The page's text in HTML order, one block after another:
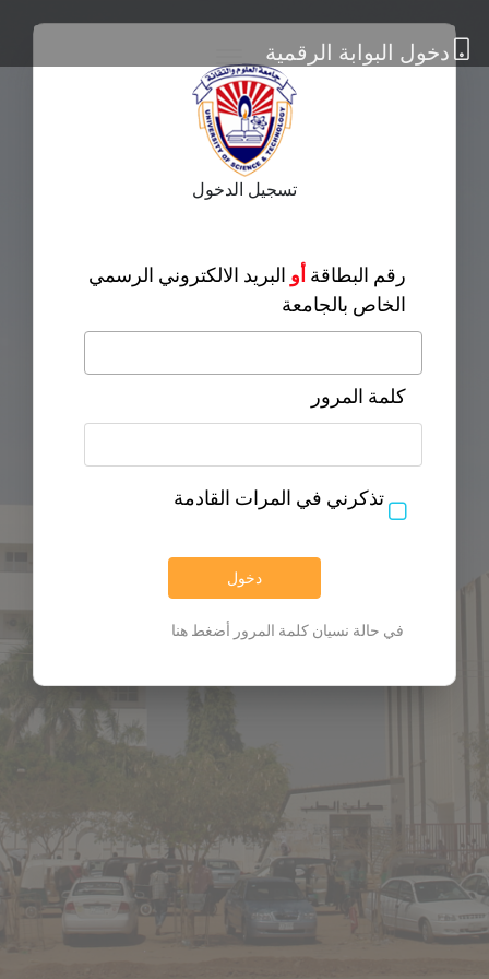
دخول البوابة الرقمية
تسجيل الدخول
رقم البطاقة أو البريد الالكتروني الرسمي
الخاص بالجامعة
كلمة المرور
تذكرني في المرات القادمة
دخول
في حالة نسيان كلمة المرور أضغط هنا